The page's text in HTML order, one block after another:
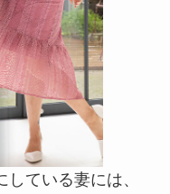
ている妻には、